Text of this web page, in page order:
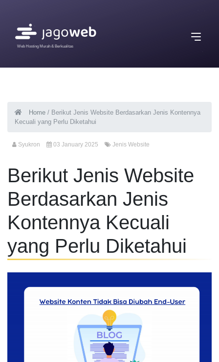
Web Hosting Murah & Berkualitas
Home / Berikut Jenis Website Berdasarkan Jenis Kontennya
Kecuali yang Perlu Diketahui
Syukron 03 January 2025 Jenis Website
Berikut Jenis Website
Berdasarkan Jenis
Kontennya Kecuali
yang Perlu Diketahui